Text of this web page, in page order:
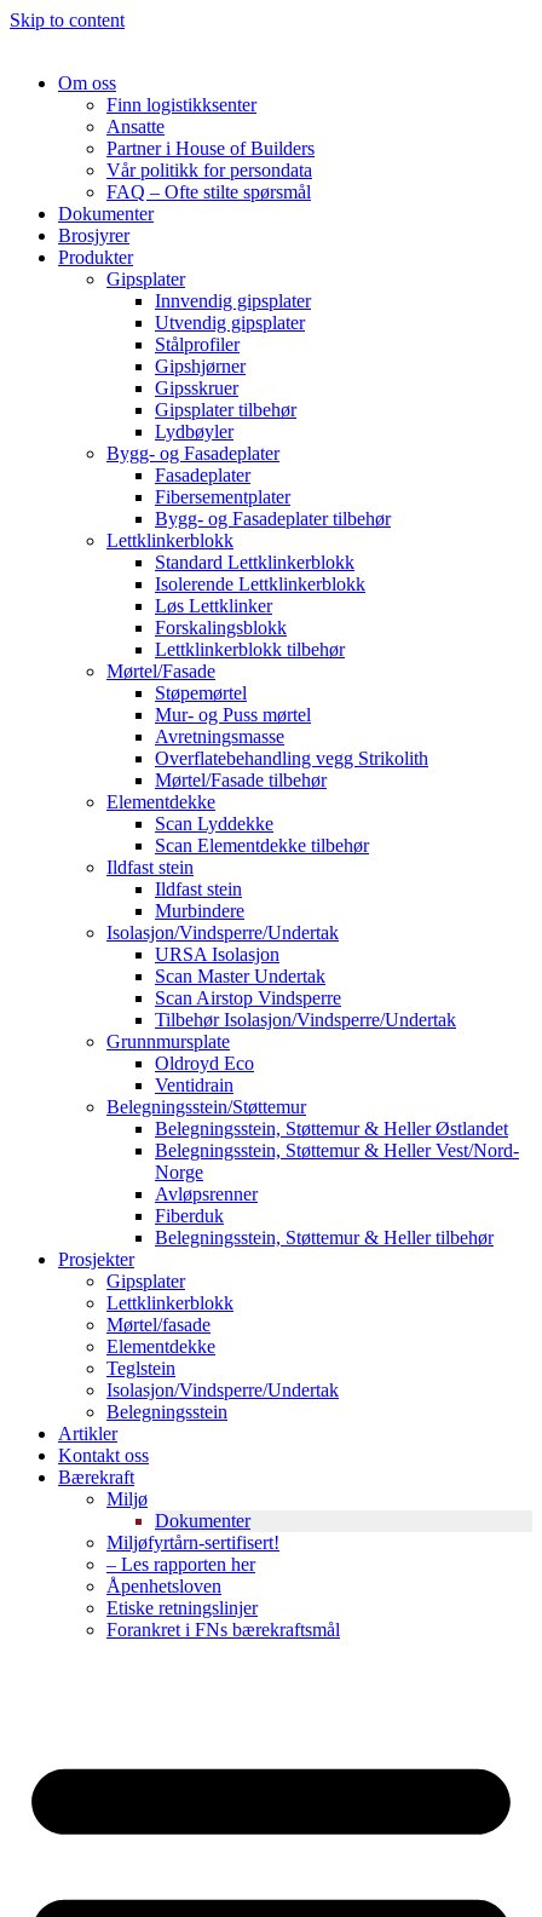
Skip to content
Om oss
Finn logistikksenter
Ansatte
Partner i House of Builders
Vår politikk for persondata
FAQ – Ofte stilte spørsmål
Dokumenter
Brosjyrer
Produkter
Gipsplater
Innvendig gipsplater
Utvendig gipsplater
Stålprofiler
Gipshjørner
Gipsskruer
Gipsplater tilbehør
Lydbøyler
Bygg- og Fasadeplater
Fasadeplater
Fibersementplater
Bygg- og Fasadeplater tilbehør
Lettklinkerblokk
Standard Lettklinkerblokk
Isolerende Lettklinkerblokk
Løs Lettklinker
Forskalingsblokk
Lettklinkerblokk tilbehør
Mørtel/Fasade
Støpemørtel
Mur- og Puss mørtel
Avretningsmasse
Overflatebehandling vegg Strikolith
Mørtel/Fasade tilbehør
Elementdekke
Scan Lyddekke
Scan Elementdekke tilbehør
Ildfast stein
Ildfast stein
Murbindere
Isolasjon/Vindsperre/Undertak
URSA Isolasjon
Scan Master Undertak
Scan Airstop Vindsperre
Tilbehør Isolasjon/Vindsperre/Undertak
Grunnmursplate
Oldroyd Eco
Ventidrain
Belegningsstein/Støttemur
Belegningsstein, Støttemur & Heller Østlandet
Belegningsstein, Støttemur & Heller Vest/Nord-
Norge
Avløpsrenner
Fiberduk
Belegningsstein, Støttemur & Heller tilbehør
Prosjekter
Gipsplater
Lettklinkerblokk
Mørtel/fasade
Elementdekke
Teglstein
Isolasjon/Vindsperre/Undertak
Belegningsstein
Artikler
Kontakt oss
Bærekraft
Miljø
Dokumenter
Miljøfyrtårn-sertifisert!
– Les rapporten her
Åpenhetsloven
Etiske retningslinjer
Forankret i FNs bærekraftsmål